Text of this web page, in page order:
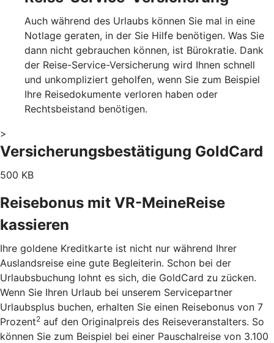
Auch während des Urlaubs können Sie mal in eine
Notlage geraten, in der Sie Hilfe benötigen. Was Sie
dann nicht gebrauchen können, ist Bürokratie. Dank
der Reise-Service-Versicherung wird Ihnen schnell
und unkompliziert geholfen, wenn Sie zum Beispiel
Ihre Reisedokumente verloren haben oder
Rechtsbeistand benötigen.
>
Versicherungsbestätigung GoldCard
500 KB
Reisebonus mit VR-MeineReise
kassieren
Ihre goldene Kreditkarte ist nicht nur während Ihrer
Auslandsreise eine gute Begleiterin. Schon bei der
Urlaubsbuchung lohnt es sich, die GoldCard zu zücken.
Wenn Sie Ihren Urlaub bei unserem Servicepartner
Urlaubsplus buchen, erhalten Sie einen Reisebonus von 7
Prozent2 auf den Originalpreis des Reiseveranstalters. So
können Sie zum Beispiel bei einer Pauschalreise von 3.100